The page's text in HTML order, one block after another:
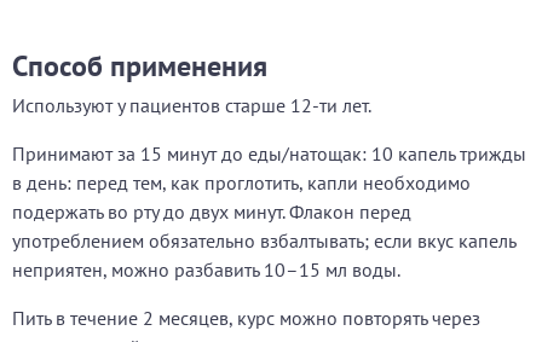
Способ применения
Используют у пациентов старше 12-ти лет.
Принимают за 15 минут до еды/натощак: 10 капель трижды
в день: перед тем, как проглотить, капли необходимо
подержать во рту до двух минут. Флакон перед
употреблением обязательно взбалтывать; если вкус капель
неприятен, можно разбавить 10–15 мл воды.
Пить в течение 2 месяцев, курс можно повторять через